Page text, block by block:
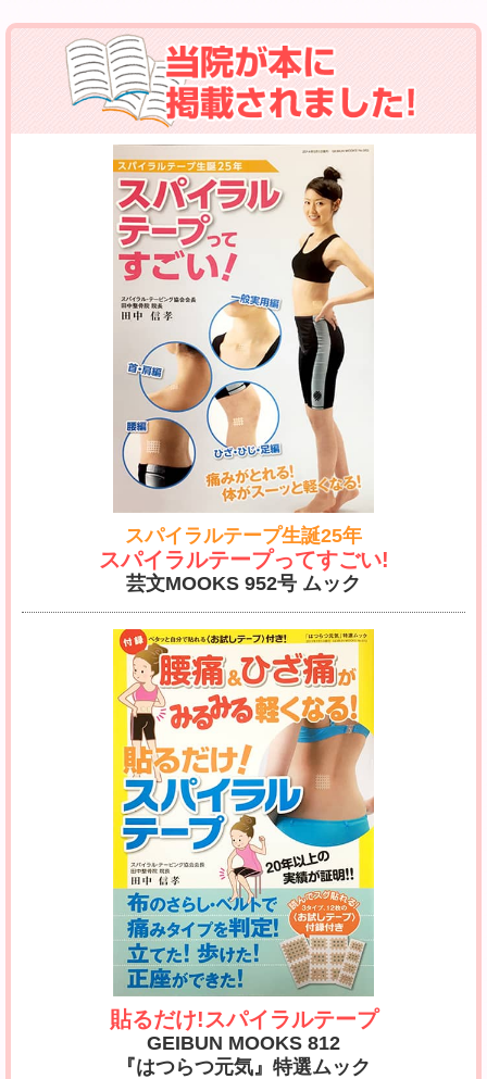
スパイラルテープ生誕25年
スパイラルテープってすごい!
芸文MOOKS 952号 ムック
貼るだけ!スパイラルテープ
GEIBUN MOOKS 812
『はつらつ元気』特選ムック